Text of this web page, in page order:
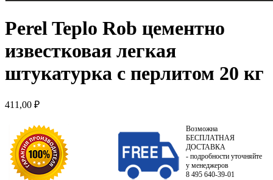
Perel Teplo Rob цементно
известковая легкая
штукатурка с перлитом 20 кг
411,00 ₽
Возможна
БЕСПЛАТНАЯ
ДОСТАВКА
- подробности уточняйте
у менеджеров
8 495 640-39-01